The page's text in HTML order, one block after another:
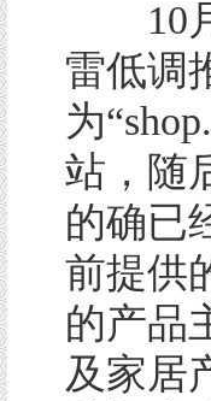
10月
雷低调
为
站，随
的确已
前提供
的产品
及家居